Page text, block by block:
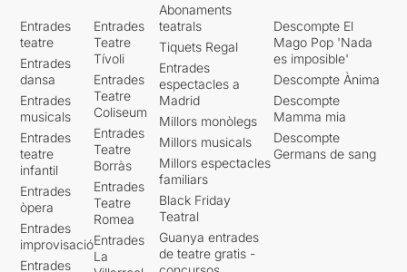
Entrades
teatre
Entrades
dansa
Entrades
musicals
Entrades
teatre
infantil
Entrades
òpera
Entrades
improvisació
Entrades
Entrades
Teatre
Tívoli
Entrades
Teatre
Coliseum
Entrades
Teatre
Borràs
Entrades
Teatre
Romea
Entrades
La
Abonaments
teatrals
Tiquets Regal
Entrades
espectacles a
Madrid
Millors monòlegs
Millors musicals
Millors espectacles
familiars
Black Friday
Teatral
Guanya entrades
de teatre gratis -
Descompte El
Mago Pop 'Nada
es imposible'
Descompte Ànima
Descompte
Mamma mia
Descompte
Germans de sang